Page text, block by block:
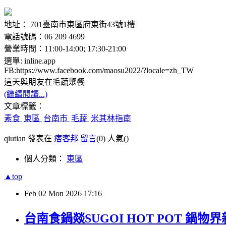
地址： 701臺南市東區府東街43號1樓
電話號碼：06 209 4699
營業時間：11:00-14:00; 17:30-21:00
選單: inline.app
FB:https://www.facebook.com/maosu2022/?locale=zh_TW
這天與朋友在毛蔬聚餐
(繼續閱讀...)
文章標籤：
素食 東區 台南市 毛蔬 米其林指南
qiutian 發表在 痞客邦 留言(0) 人氣()
個人分類： 東區
▲top
Feb 02 Mon 2026 17:16
台南食鍋燚SUGOI HOT POT 鍋物界